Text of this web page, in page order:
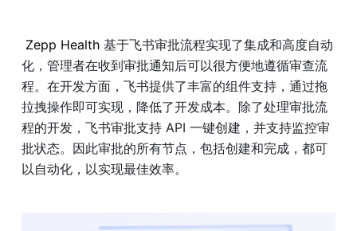
Zepp Health 基于飞书审批流程实现了集成和高度自动
化，管理者在收到审批通知后可以很方便地遵循审查流
程。在开发方面，飞书提供了丰富的组件支持，通过拖
拉拽操作即可实现，降低了开发成本。除了处理审批流
程的开发，飞书审批支持 API 一键创建，并支持监控审
批状态。因此审批的所有节点，包括创建和完成，都可
以自动化，以实现最佳效率。